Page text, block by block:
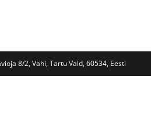
8/2, Vahi, Tartu Vald, 60534, Eesti